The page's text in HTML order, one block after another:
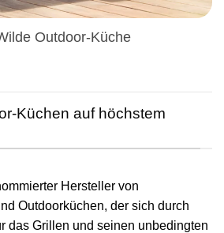
Outdoor-Küche
Küchen auf höchstem
Hersteller von
Outdoorküchen, der sich durch
das Grillen und seinen unbedingten